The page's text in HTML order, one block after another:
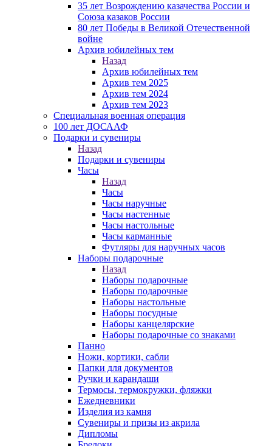
35 лет Возрождению казачества России и
Союза казаков России
80 лет Победы в Великой Отечественной
войне
Архив юбилейных тем
Назад
Архив юбилейных тем
Архив тем 2025
Архив тем 2024
Архив тем 2023
Специальная военная операция
100 лет ДОСААФ
Подарки и сувениры
Назад
Подарки и сувениры
Часы
Назад
Часы
Часы наручные
Часы настенные
Часы настольные
Часы карманные
Футляры для наручных часов
Наборы подарочные
Назад
Наборы подарочные
Наборы подарочные
Наборы настольные
Наборы посудные
Наборы канцелярские
Наборы подарочные со знаками
Панно
Ножи, кортики, сабли
Папки для документов
Ручки и карандаши
Термосы, термокружки, фляжки
Ежедневники
Изделия из камня
Сувениры и призы из акрила
Дипломы